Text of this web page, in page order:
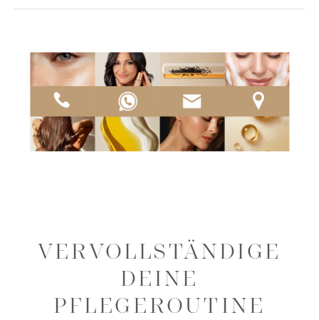
VERVOLLSTÄNDIGE
DEINE
PFLEGEROUTINE